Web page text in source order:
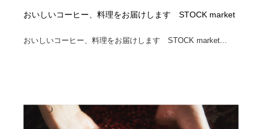
おいしいコーヒー、料理をお届けします STOCK market
おいしいコーヒー、料理をお届けします STOCK market...